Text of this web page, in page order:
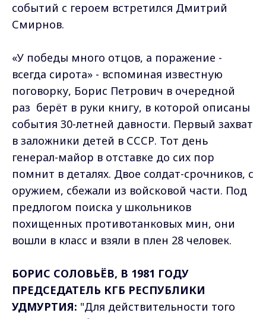
событий с героем встретился Дмитрий
Смирнов.
«У победы много отцов, а поражение -
всегда сирота» - вспоминая известную
поговорку, Борис Петрович в очередной
раз берёт в руки книгу, в которой описаны
события 30-летней давности. Первый захват
в заложники детей в СССР. Тот день
генерал-майор в отставке до сих пор
помнит в деталях. Двое солдат-срочников, с
оружием, сбежали из войсковой части. Под
предлогом поиска у школьников
похищенных противотанковых мин, они
вошли в класс и взяли в плен 28 человек.
БОРИС СОЛОВЬЁВ, В 1981 ГОДУ
ПРЕДСЕДАТЕЛЬ КГБ РЕСПУБЛИКИ
УДМУРТИЯ: "Для действительности того